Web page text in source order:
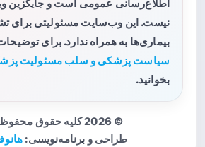
اطلاع‌رسانی عمومی است و جایگزین
نیست. این وب‌سایت مسئولیتی برای
بیماری‌ها به همراه ندارد. برای
سیاست پزشکی و سلب مسئولیت
بخوانید.
© 2026 کلیه حقوق محفوظ است.
طراحی و برنامه‌نویسی: